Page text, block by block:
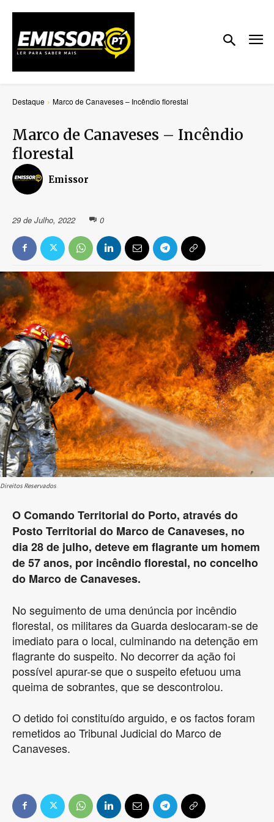
Destaque Marco de Canaveses – Incêndio florestal
Marco de Canaveses – Incêndio
florestal
Emissor
29 de Julho, 2022 0
Direitos Reservados
O Comando Territorial do Porto, através do
Posto Territorial do Marco de Canaveses, no
dia 28 de julho, deteve em flagrante um homem
de 57 anos, por incêndio florestal, no concelho
do Marco de Canaveses.
No seguimento de uma denúncia por incêndio
florestal, os militares da Guarda deslocaram-se de
imediato para o local, culminando na detenção em
flagrante do suspeito. No decorrer da ação foi
possível apurar-se que o suspeito efetuou uma
queima de sobrantes, que se descontrolou.
O detido foi constituído arguido, e os factos foram
remetidos ao Tribunal Judicial do Marco de
Canaveses.